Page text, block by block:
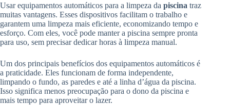
Usar equipamentos automáticos para a limpeza da piscina traz
muitas vantagens. Esses dispositivos facilitam o trabalho e
garantem uma limpeza mais eficiente, economizando tempo e
esforço. Com eles, você pode manter a piscina sempre pronta
para uso, sem precisar dedicar horas à limpeza manual.
Um dos principais benefícios dos equipamentos automáticos é
a praticidade. Eles funcionam de forma independente,
limpando o fundo, as paredes e até a linha d’água da piscina.
Isso significa menos preocupação para o dono da piscina e
mais tempo para aproveitar o lazer.